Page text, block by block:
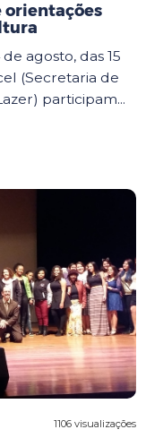
orientações
agosto, das 15
(Secretaria de
participam...
1106 visualizações